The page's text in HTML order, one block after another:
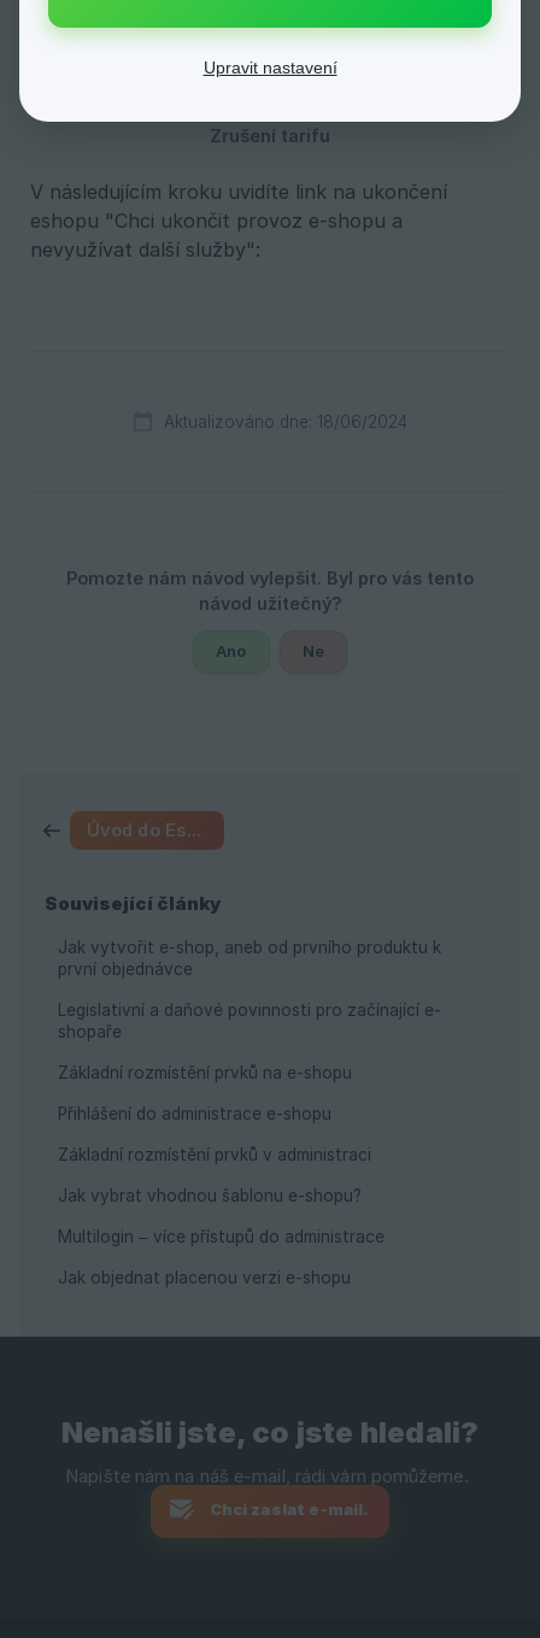
Úvod do Eshop-rychle
Související články
Jak vytvořit e-shop, aneb od prvního produktu k
první objednávce
Legislativní a daňové povinnosti pro začínající e-
shopaře
Základní rozmístění prvků na e-shopu
Přihlášení do administrace e-shopu
Základní rozmístění prvků v administraci
Jak vybrat vhodnou šablonu e-shopu?
Multilogin – více přístupů do administrace
Jak objednat placenou verzi e-shopu
horním rohu > Přehled fakturace > Změnit tarif:
V následujícím kroku uvidíte link na ukončení
eshopu "Chci ukončit provoz e-shopu a
nevyužívat další služby":
Aktualizováno dne: 18/06/2024
Ano Ne
Nenašli jste, co jste hledali?
Chci zaslat e-mail.
Upravit nastavení